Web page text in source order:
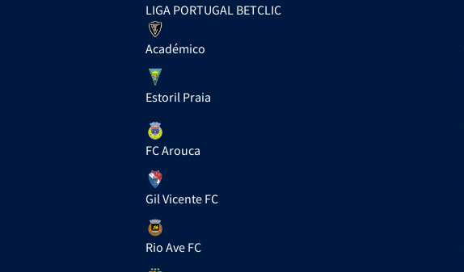
LIGA PORTUGAL BETCLIC
Académico
Estoril Praia
FC Arouca
Gil Vicente FC
Rio Ave FC